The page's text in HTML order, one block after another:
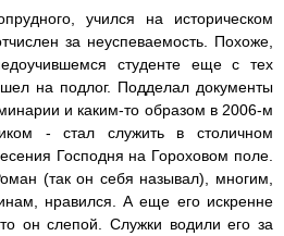
учился на историческом
за неуспеваемость. Похоже,
студенте еще с тех
на подлог. Подделал документы
и каким-то образом в 2006-м
- стал служить в столичном
Господня на Гороховом поле.
(так он себя называл), многим,
нравился. А еще его искренне
он слепой. Служки водили его за